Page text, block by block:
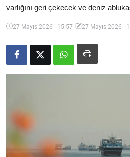
Makaleler
Video
İletişim
varlığını geri çekecek ve deniz
27 Mayıs 2026 - 15:57 27 Mayıs 2026 -